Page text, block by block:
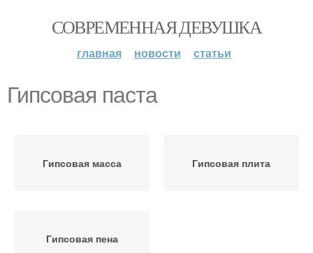
СОВРЕМЕННАЯ ДЕВУШКА
главная новости статьи
Гипсовая паста
Гипсовая масса Гипсовая плита
Гипсовая пена